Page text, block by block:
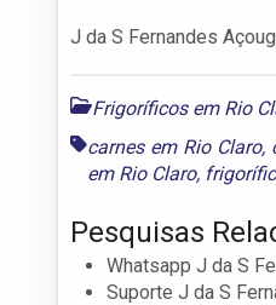
J da S Fernandes
Frigoríficos em Rio
carnes em Rio Claro,
em Rio Claro,
Pesquisas
Whatsapp J da S
Suporte J da S